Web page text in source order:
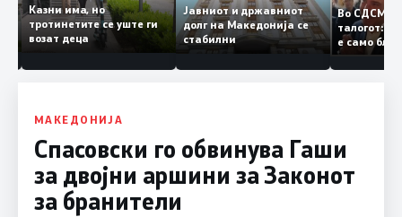
Казни има, но
тротинетите се уште ги
возат деца
Јавниот и државниот
долг на Македонија се
стабилни
Во СДСМ
е само
копија
Заев
МАКЕДОНИЈА
Спасовски го обвинува Гаши
за двојни аршини за Законот
за бранители